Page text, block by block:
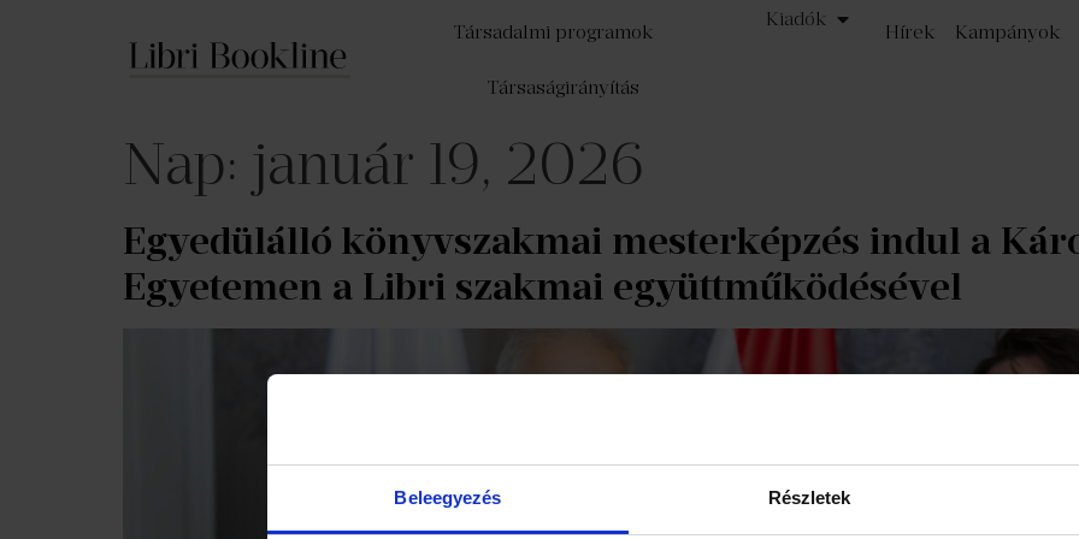
Beleegyezés Részletek
Társadalmi programok
Társaságirányítás
Kiadók
Hírek Kampányok
Nap: január 19, 2026
Egyedülálló könyvszakmai mesterképzés indul a
Egyetemen a Libri szakmai együttműködésével